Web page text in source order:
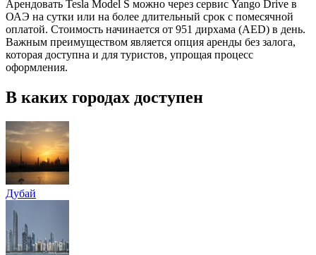
Арендовать Tesla Model S можно через сервис Yango Drive в
ОАЭ на сутки или на более длительный срок с помесячной
оплатой. Стоимость начинается от 951 дирхама (AED) в день.
Важным преимуществом является опция аренды без залога,
которая доступна и для туристов, упрощая процесс
оформления.
В каких городах доступен
Дубай